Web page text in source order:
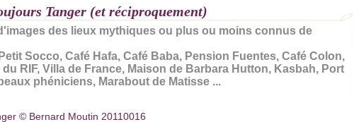
Tanger (et réciproquement)
des lieux mythiques ou plus ou moins connus de
Socco, Café Hafa, Café Baba, Pension Fuentes, Café Colon,
RIF, Villa de France, Maison de Barbara Hutton, Kasbah, Port
phéniciens, Marabout de Matisse ...